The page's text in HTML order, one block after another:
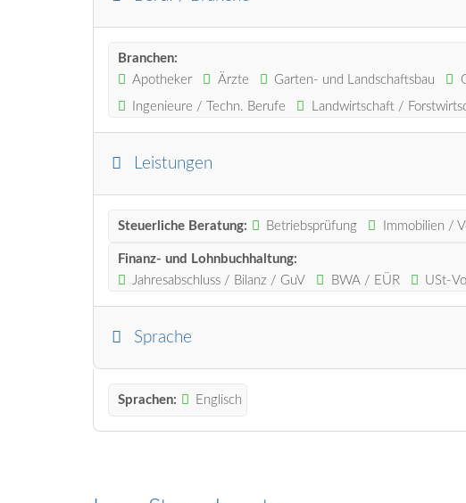
Branchen:
Apotheker
Ärzte Garten- und Landschaftsbau
Ingenieure / Techn. Berufe
Landwirtschaft /
Leistungen
Steuerliche Beratung: Betriebsprüfung Immobilien /
Finanz- und Lohnbuchhaltung:
Jahresabschluss / Bilanz / GuV
BWA / EÜR USt-
Sprache
Sprachen: Englisch